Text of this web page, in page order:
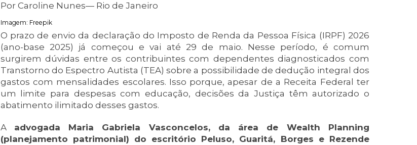
Por Caroline Nunes— Rio de Janeiro
Imagem: Freepik
O prazo de envio da declaração do Imposto de Renda da Pessoa Física (IRPF) 2026
(ano-base 2025) já começou e vai até 29 de maio. Nesse período, é comum
surgirem dúvidas entre os contribuintes com dependentes diagnosticados com
Transtorno do Espectro Autista (TEA) sobre a possibilidade de dedução integral dos
gastos com mensalidades escolares. Isso porque, apesar de a Receita Federal ter
um limite para despesas com educação, decisões da Justiça têm autorizado o
abatimento ilimitado desses gastos.
A advogada Maria Gabriela Vasconcelos, da área de Wealth Planning
(planejamento patrimonial) do escritório Peluso, Guaritá, Borges e Rezende